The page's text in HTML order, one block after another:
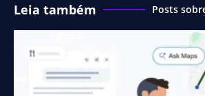
Leia também Posts